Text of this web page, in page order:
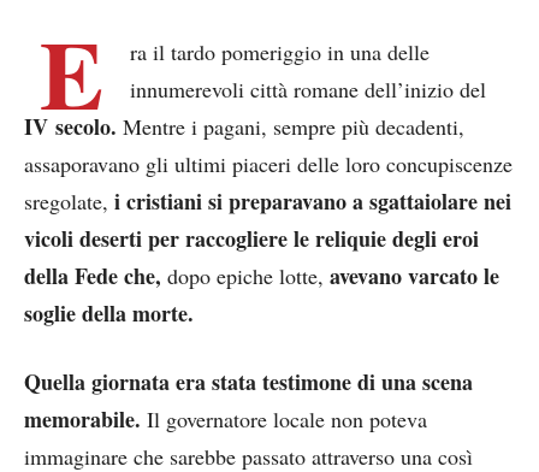
E
ra il tardo pomeriggio in una delle
innumerevoli città romane dell’inizio del
IV secolo. Mentre i pagani, sempre più decadenti,
assaporavano gli ultimi piaceri delle loro concupiscenze
sregolate, i cristiani si preparavano a sgattaiolare nei
vicoli deserti per raccogliere le reliquie degli eroi
della Fede che, dopo epiche lotte, avevano varcato le
soglie della morte.
Quella giornata era stata testimone di una scena
memorabile. Il governatore locale non poteva
immaginare che sarebbe passato attraverso una così